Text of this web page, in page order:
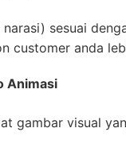
narasi) sesuai
customer anda
Animasi
gambar visual